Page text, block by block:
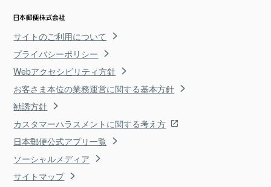
サイトのご利用について
プライバシーポリシー
Webアクセシビリティ方針
お客さま本位の業務運営に関する基本方針
勧誘方針
カスタマーハラスメントに関する考え方
日本郵便公式アプリ一覧
ソーシャルメディア
サイトマップ